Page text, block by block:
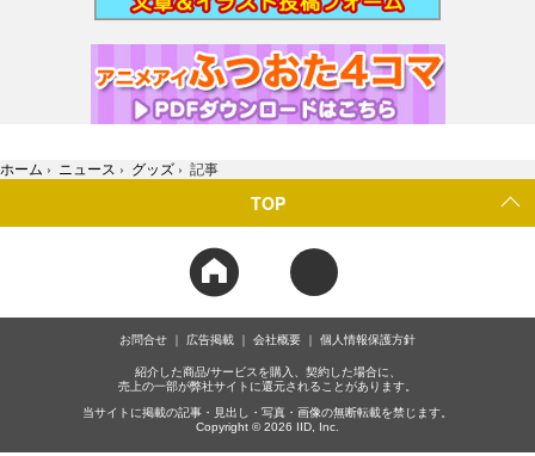
ホーム › ニュース › グッズ › 記事
TOP
お問合せ 広告掲載 会社概要 個人情報保護方針
紹介した商品/サービスを購入、契約した場合に、
売上の一部が弊社サイトに還元されることがあります。
当サイトに掲載の記事・見出し・写真・画像の無断転載を禁じます。
Copyright © 2026 IID, Inc.